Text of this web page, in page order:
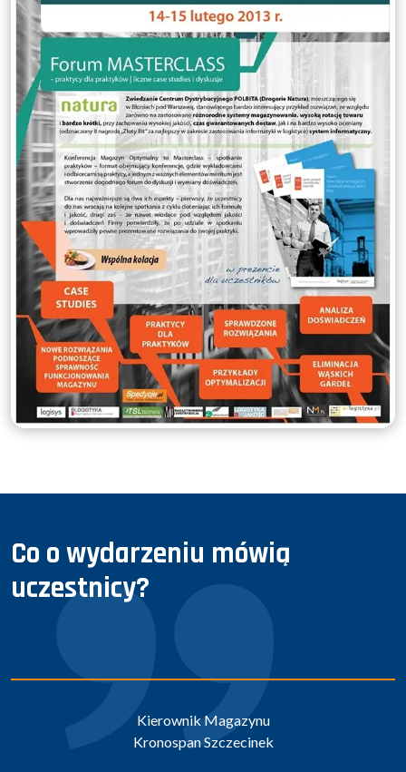
Co o wydarzeniu mówią
uczestnicy?
Kierownik Magazynu
Kronospan Szczecinek